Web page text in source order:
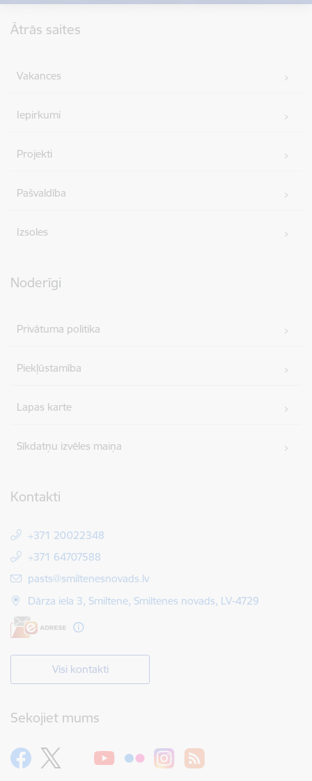
Ātrās saites
Vakances
Iepirkumi
Projekti
Pašvaldība
Izsoles
Noderīgi
Privātuma politika
Piekļūstamība
Lapas karte
Sīkdatņu izvēles maiņa
Kontakti
+371 20022348
+371 64707588
E-pasts:
pasts@smiltenesnovads.lv
Dārza iela 3, Smiltene, Smiltenes novads, LV-4729
Visi kontakti
Sekojiet mums